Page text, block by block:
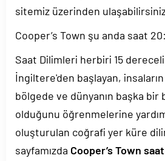
sitemiz üzerinden
Cooper’s Town şu anda saat
Saat Dilimleri herbiri 15
İngiltere'den başlayan,
bölgede ve dünyanın başka bir
olduğunu öğrenmelerine
oluşturulan coğrafi yer küre
sayfamızda Cooper’s Town